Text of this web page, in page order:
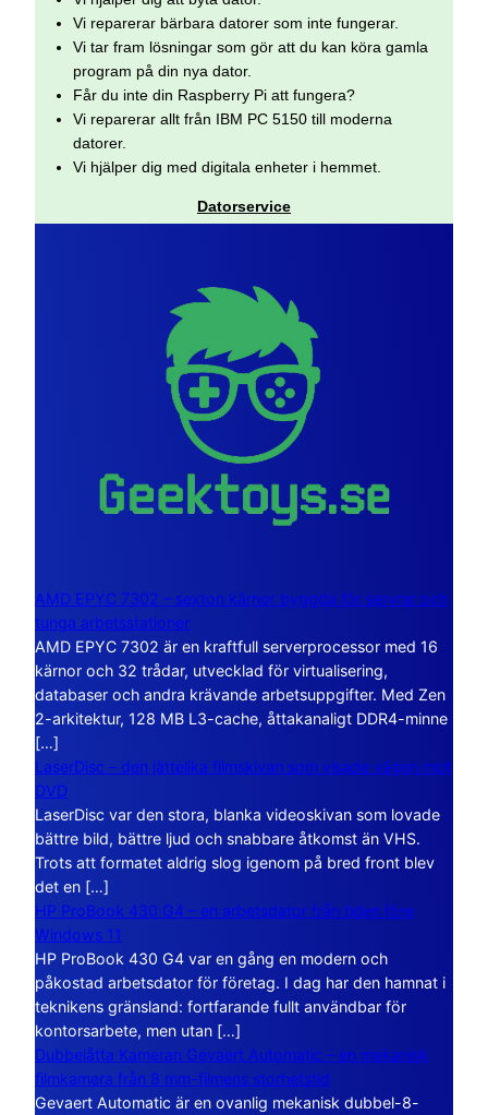
Vi reparerar bärbara datorer som inte fungerar.
Vi tar fram lösningar som gör att du kan köra gamla
program på din nya dator.
Får du inte din Raspberry Pi att fungera?
Vi reparerar allt från IBM PC 5150 till moderna
datorer.
Vi hjälper dig med digitala enheter i hemmet.
Datorservice
AMD EPYC 7302 – sexton kärnor byggda för servrar och
tunga arbetsstationer
AMD EPYC 7302 är en kraftfull serverprocessor med 16
kärnor och 32 trådar, utvecklad för virtualisering,
databaser och andra krävande arbetsuppgifter. Med Zen
2-arkitektur, 128 MB L3-cache, åttakanaligt DDR4-minne
[…]
LaserDisc – den jättelika filmskivan som visade vägen mot
DVD
LaserDisc var den stora, blanka videoskivan som lovade
bättre bild, bättre ljud och snabbare åtkomst än VHS.
Trots att formatet aldrig slog igenom på bred front blev
det en […]
HP ProBook 430 G4 – en arbetsdator från tiden före
Windows 11
HP ProBook 430 G4 var en gång en modern och
påkostad arbetsdator för företag. I dag har den hamnat i
teknikens gränsland: fortfarande fullt användbar för
kontorsarbete, men utan […]
Dubbelåtta Kameran Gevaert Automatic – en mekanisk
filmkamera från 8 mm-filmens storhetstid
Gevaert Automatic är en ovanlig mekanisk dubbel-8-